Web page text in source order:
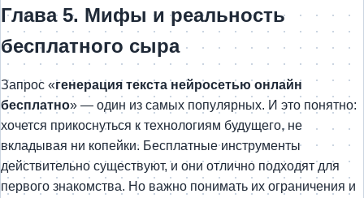
Глава 5. Мифы и реальность
бесплатного сыра
Запрос «генерация текста нейросетью онлайн
бесплатно» — один из самых популярных. И это понятно:
хочется прикоснуться к технологиям будущего, не
вкладывая ни копейки. Бесплатные инструменты
действительно существуют, и они отлично подходят для
первого знакомства. Но важно понимать их ограничения и